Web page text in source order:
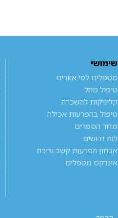
שימושי
מטפלים לפי אזורים
טיפול מוזל
קליניקות להשכרה
טיפול בהפרעות אכילה
מדור הספרים
לוח דרושים
אבחון הפרעות קשב וריכוז
אינדקס מטפלים